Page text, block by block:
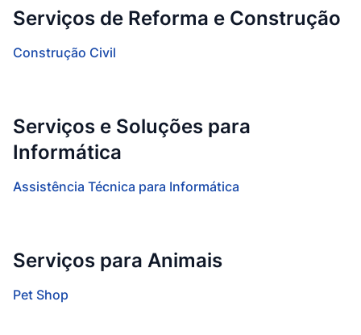
Serviços de Reforma e Construção
Construção Civil
Serviços e Soluções para
Informática
Assistência Técnica para Informática
Serviços para Animais
Pet Shop